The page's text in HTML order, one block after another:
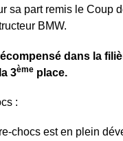
sa part remis le Coup
BMW.
dans la
3ème place.
:
chocs est en plein